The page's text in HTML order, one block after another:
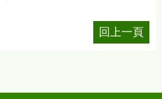
回上一頁